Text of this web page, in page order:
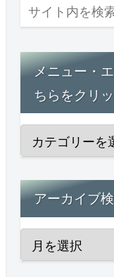
メニュー・
ちらをクリ
アーカイブ